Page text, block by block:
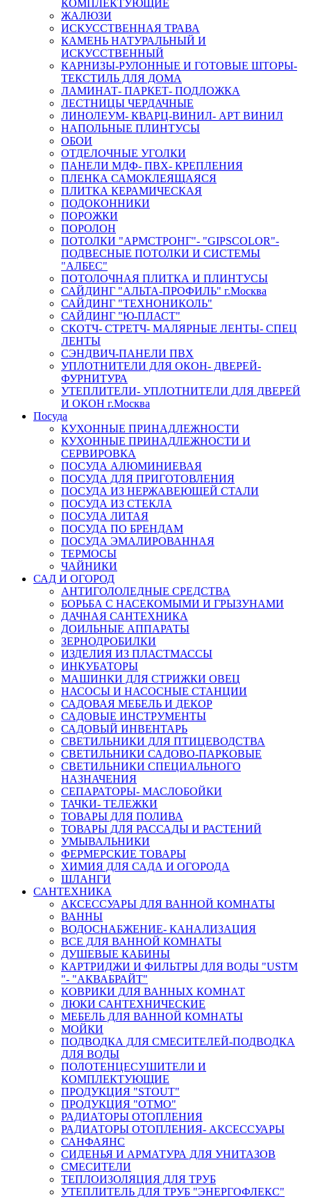
КОМПЛЕКТУЮЩИЕ
ЖАЛЮЗИ
ИСКУССТВЕННАЯ ТРАВА
КАМЕНЬ НАТУРАЛЬНЫЙ И
ИСКУССТВЕННЫЙ
КАРНИЗЫ-РУЛОННЫЕ И ГОТОВЫЕ ШТОРЫ-
ТЕКСТИЛЬ ДЛЯ ДОМА
ЛАМИНАТ- ПАРКЕТ- ПОДЛОЖКА
ЛЕСТНИЦЫ ЧЕРДАЧНЫЕ
ЛИНОЛЕУМ- КВАРЦ-ВИНИЛ- АРТ ВИНИЛ
НАПОЛЬНЫЕ ПЛИНТУСЫ
ОБОИ
ОТДЕЛОЧНЫЕ УГОЛКИ
ПАНЕЛИ МДФ- ПВХ- КРЕПЛЕНИЯ
ПЛЕНКА САМОКЛЕЯЩАЯСЯ
ПЛИТКА КЕРАМИЧЕСКАЯ
ПОДОКОННИКИ
ПОРОЖКИ
ПОРОЛОН
ПОТОЛКИ "АРМСТРОНГ"- "GIPSCOLOR"-
ПОДВЕСНЫЕ ПОТОЛКИ И СИСТЕМЫ
"АЛБЕС"
ПОТОЛОЧНАЯ ПЛИТКА И ПЛИНТУСЫ
САЙДИНГ "АЛЬТА-ПРОФИЛЬ" г.Москва
САЙДИНГ "ТЕХНОНИКОЛЬ"
САЙДИНГ "Ю-ПЛАСТ"
СКОТЧ- СТРЕТЧ- МАЛЯРНЫЕ ЛЕНТЫ- СПЕЦ
ЛЕНТЫ
СЭНДВИЧ-ПАНЕЛИ ПВХ
УПЛОТНИТЕЛИ ДЛЯ ОКОН- ДВЕРЕЙ-
ФУРНИТУРА
УТЕПЛИТЕЛИ- УПЛОТНИТЕЛИ ДЛЯ ДВЕРЕЙ
И ОКОН г.Москва
Посуда
КУХОННЫЕ ПРИНАДЛЕЖНОСТИ
КУХОННЫЕ ПРИНАДЛЕЖНОСТИ И
СЕРВИРОВКА
ПОСУДА АЛЮМИНИЕВАЯ
ПОСУДА ДЛЯ ПРИГОТОВЛЕНИЯ
ПОСУДА ИЗ НЕРЖАВЕЮЩЕЙ СТАЛИ
ПОСУДА ИЗ СТЕКЛА
ПОСУДА ЛИТАЯ
ПОСУДА ПО БРЕНДАМ
ПОСУДА ЭМАЛИРОВАННАЯ
ТЕРМОСЫ
ЧАЙНИКИ
САД И ОГОРОД
АНТИГОЛОЛЕДНЫЕ СРЕДСТВА
БОРЬБА С НАСЕКОМЫМИ И ГРЫЗУНАМИ
ДАЧНАЯ САНТЕХНИКА
ДОИЛЬНЫЕ АППАРАТЫ
ЗЕРНОДРОБИЛКИ
ИЗДЕЛИЯ ИЗ ПЛАСТМАССЫ
ИНКУБАТОРЫ
МАШИНКИ ДЛЯ СТРИЖКИ ОВЕЦ
НАСОСЫ И НАСОСНЫЕ СТАНЦИИ
САДОВАЯ МЕБЕЛЬ И ДЕКОР
САДОВЫЕ ИНСТРУМЕНТЫ
САДОВЫЙ ИНВЕНТАРЬ
СВЕТИЛЬНИКИ ДЛЯ ПТИЦЕВОДСТВА
СВЕТИЛЬНИКИ САДОВО-ПАРКОВЫЕ
СВЕТИЛЬНИКИ СПЕЦИАЛЬНОГО
НАЗНАЧЕНИЯ
СЕПАРАТОРЫ- МАСЛОБОЙКИ
ТАЧКИ- ТЕЛЕЖКИ
ТОВАРЫ ДЛЯ ПОЛИВА
ТОВАРЫ ДЛЯ РАССАДЫ И РАСТЕНИЙ
УМЫВАЛЬНИКИ
ФЕРМЕРСКИЕ ТОВАРЫ
ХИМИЯ ДЛЯ САДА И ОГОРОДА
ШЛАНГИ
САНТЕХНИКА
АКСЕССУАРЫ ДЛЯ ВАННОЙ КОМНАТЫ
ВАННЫ
ВОДОСНАБЖЕНИЕ- КАНАЛИЗАЦИЯ
ВСЕ ДЛЯ ВАННОЙ КОМНАТЫ
ДУШЕВЫЕ КАБИНЫ
КАРТРИДЖИ И ФИЛЬТРЫ ДЛЯ ВОДЫ "USTM
"- "АКВАБРАЙТ"
КОВРИКИ ДЛЯ ВАННЫХ КОМНАТ
ЛЮКИ САНТЕХНИЧЕСКИЕ
МЕБЕЛЬ ДЛЯ ВАННОЙ КОМНАТЫ
МОЙКИ
ПОДВОДКА ДЛЯ СМЕСИТЕЛЕЙ-ПОДВОДКА
ДЛЯ ВОДЫ
ПОЛОТЕНЦЕСУШИТЕЛИ И
КОМПЛЕКТУЮЩИЕ
ПРОДУКЦИЯ "STOUT"
ПРОДУКЦИЯ "ОТМО"
РАДИАТОРЫ ОТОПЛЕНИЯ
РАДИАТОРЫ ОТОПЛЕНИЯ- АКСЕССУАРЫ
САНФАЯНС
СИДЕНЬЯ И АРМАТУРА ДЛЯ УНИТАЗОВ
СМЕСИТЕЛИ
ТЕПЛОИЗОЛЯЦИЯ ДЛЯ ТРУБ
УТЕПЛИТЕЛЬ ДЛЯ ТРУБ "ЭНЕРГОФЛЕКС"